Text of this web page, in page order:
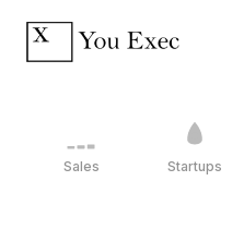
Sales Startups